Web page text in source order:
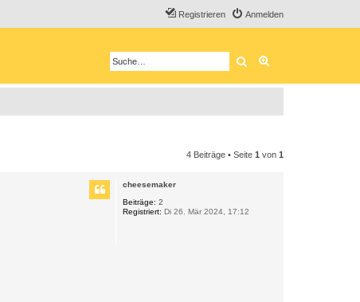
Anmelden
Registrieren
Suche
4 Beiträge • Seite 1 von 1
cheesemaker
Beiträge: 2
Registriert: Di 26. Mär 2024, 17:12